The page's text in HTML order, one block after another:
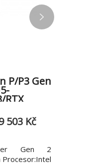
P/P3 Gen
RTX
503 Kč
Gen 2
Procesor:Intel